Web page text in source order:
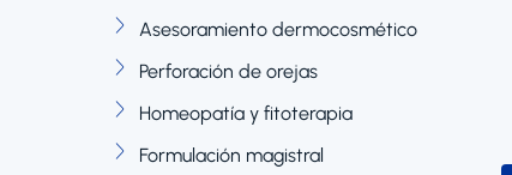
Asesoramiento dermocosmético
Perforación de orejas
Homeopatía y fitoterapia
Formulación magistral